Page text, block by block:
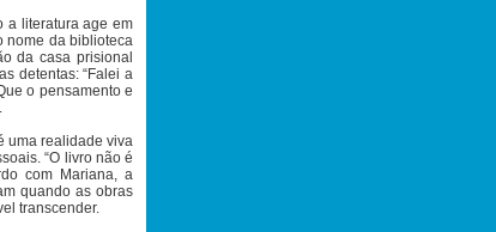
a literatura age em
nome da biblioteca
da casa prisional
detentas: “Falei a
o pensamento e
uma realidade viva
“O livro não é
com Mariana, a
quando as obras
transcender.